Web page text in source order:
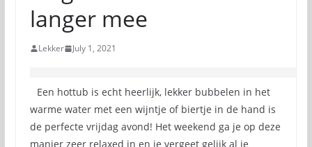
langer mee
Lekker July 1, 2021
Een hottub is echt heerlijk, lekker bubbelen in het
warme water met een wijntje of biertje in de hand is
de perfecte vrijdag avond! Het weekend ga je op deze
manier zeer relaxed in en je vergeet gelijk al je